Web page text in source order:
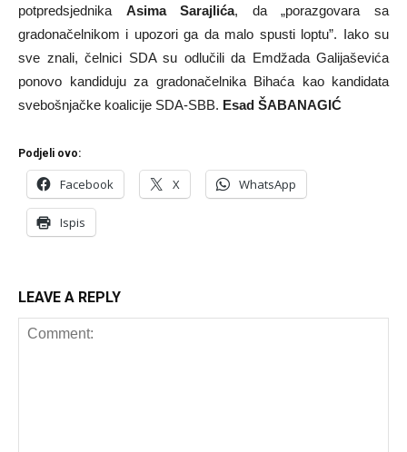
potpredsjednika Asima Sarajlića, da „porazgovara sa
gradonačelnikom i upozori ga da malo spusti loptu”. Iako su
sve znali, čelnici SDA su odlučili da Emdžada Galijaševića
ponovo kandiduju za gradonačelnika Bihaća kao kandidata
svebošnjačke koalicije SDA-SBB. Esad ŠABANAGIĆ
Podjeli ovo:
Facebook X WhatsApp
Ispis
LEAVE A REPLY